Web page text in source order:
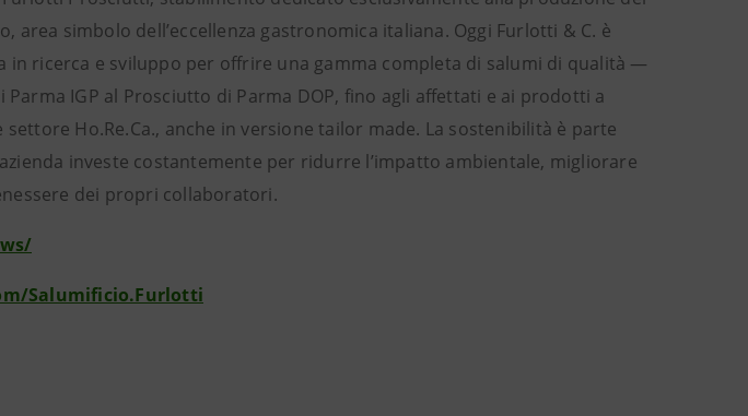
area simbolo dell’eccellenza gastronomica italiana. Oggi Furlotti & C. è
in ricerca e sviluppo per offrire una gamma completa di salumi di qualità —
IGP al Prosciutto di Parma DOP, fino agli affettati e ai prodotti a
Ho.Re.Ca., anche in versione tailor made. La sostenibilità è parte
investe costantemente per ridurre l’impatto ambientale, migliorare
dei propri collaboratori.
Salumificio.Furlotti